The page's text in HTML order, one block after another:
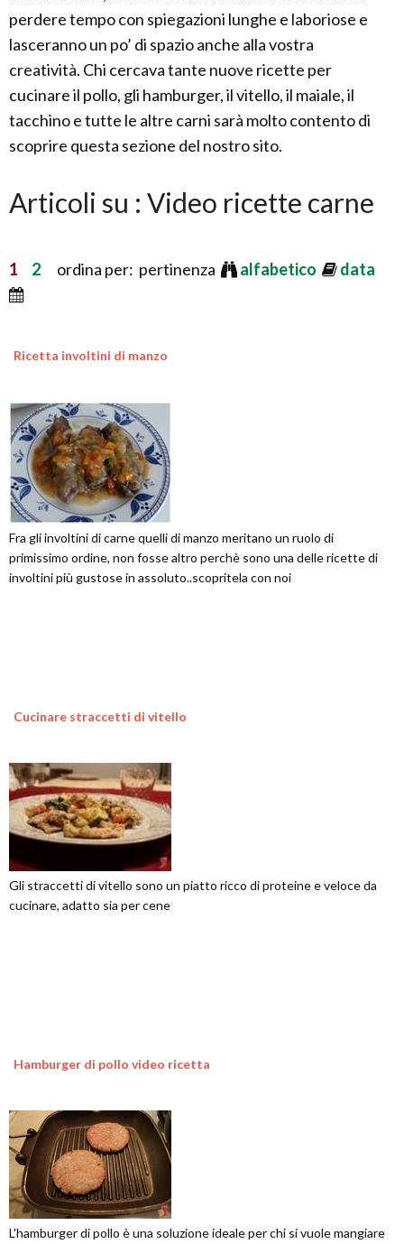
perdere tempo con spiegazioni lunghe e laboriose e
lasceranno un po’ di spazio anche alla vostra
creatività. Chi cercava tante nuove ricette per
cucinare il pollo, gli hamburger, il vitello, il maiale, il
tacchino e tutte le altre carni sarà molto contento di
scoprire questa sezione del nostro sito.
Articoli su : Video ricette carne
1 2 ordina per: pertinenza alfabetico data
Ricetta involtini di manzo
Fra gli involtini di carne quelli di manzo meritano un ruolo di
primissimo ordine, non fosse altro perchè sono una delle ricette di
involtini più gustose in assoluto..scopritela con noi
Cucinare straccetti di vitello
Gli straccetti di vitello sono un piatto ricco di proteine e veloce da
cucinare, adatto sia per cene
Hamburger di pollo video ricetta
L'hamburger di pollo è una soluzione ideale per chi si vuole mangiare